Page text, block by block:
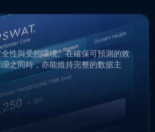
性與受控環境。在確保可預測的效
之同時，亦能維持完整的数据主